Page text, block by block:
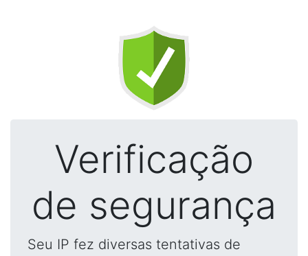
Verificação
de segurança
Seu IP fez diversas tentativas de